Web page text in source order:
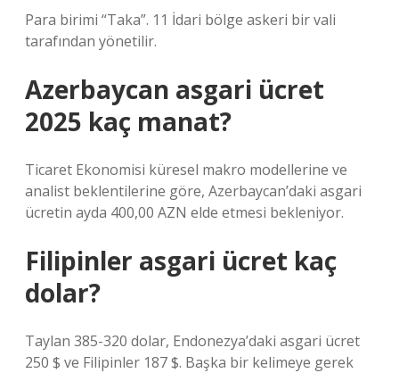
Para birimi “Taka”. 11 İdari bölge askeri bir vali
tarafından yönetilir.
Azerbaycan asgari ücret
2025 kaç manat?
Ticaret Ekonomisi küresel makro modellerine ve
analist beklentilerine göre, Azerbaycan’daki asgari
ücretin ayda 400,00 AZN elde etmesi bekleniyor.
Filipinler asgari ücret kaç
dolar?
Taylan 385-320 dolar, Endonezya’daki asgari ücret
250 $ ve Filipinler 187 $. Başka bir kelimeye gerek